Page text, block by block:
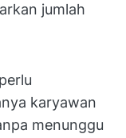
jumlah
karyawan
menunggu